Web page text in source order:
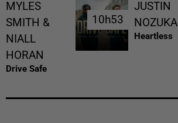
MYLES
SMITH &
NIALL
HORAN
Drive Safe
10h53
10h53
JUSTIN
NOZUKA
Heartless